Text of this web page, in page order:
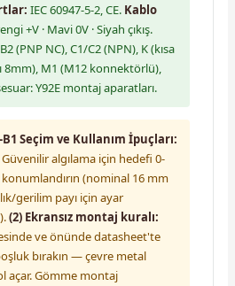
IEC 60947-5-2, CE. Kablo
+V · Mavi 0V · Siyah çıkış.
B2 (PNP NC), C1/C2 (NPN), K (kısa
8mm), M1 (M12 konnektörlü),
Y92E montaj aparatları.
B1 Seçim ve Kullanım İpuçları:
Güvenilir algılama için hedefi 0-
konumlandırın (nominal 16 mm
gerilim payı için ayar
(2) Ekransız montaj kuralı:
ve önünde datasheet'te
bırakın — çevre metal
açar. Gömme montaj